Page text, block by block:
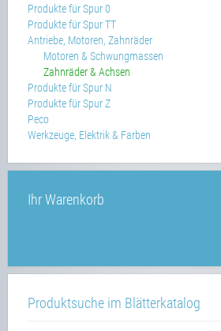
Produkte für Spur 0
Produkte für Spur TT
Antriebe, Motoren, Zahnräder
Motoren & Schwungmassen
Zahnräder & Achsen
Produkte für Spur N
Produkte für Spur Z
Peco
Werkzeuge, Elektrik & Farben
Ihr Warenkorb
Produktsuche im Blätterkatalog